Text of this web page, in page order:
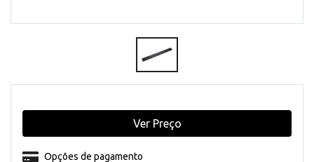
Opções de pagamento
Ver Preço